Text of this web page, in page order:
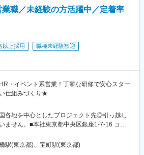
職／未経験の方活躍中／定着率
以上採用
職種未経験歓迎
・イベント系営業！丁寧な研修で安心スター
仕組みづくり★
各地を中心としたプロジェクト先◎引っ越し
ません。■本社東京都中央区銀座1‐7‐16 コミ
クセス＞東京メトロ有楽町線「銀座一丁目
属先は希望を考慮して決定します。双方が納
駅(東京都)、宝町駅(東京都)